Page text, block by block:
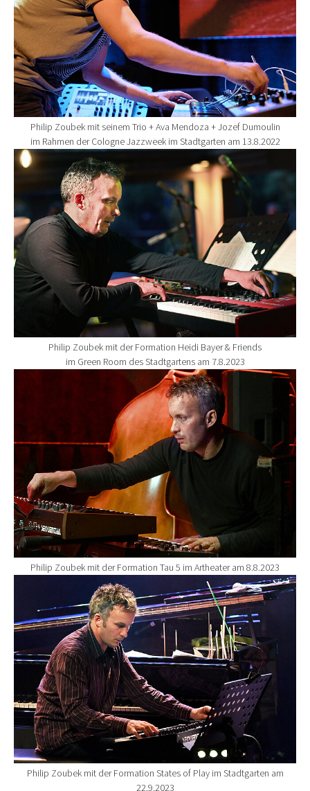
Philip Zoubek mit seinem Trio + Ava Mendoza + Jozef Dumoulin
im Rahmen der Cologne Jazzweek im Stadtgarten am 13.8.2022
Show larger version for:
Philip Zoubek mit der Formation Heidi Bayer & Friends
im Green Room des Stadtgartens am 7.8.2023
Show larger version for:
Philip Zoubek mit der Formation Tau 5 im Artheater am 8.8.2023
Show larger version for:
Philip Zoubek mit der Formation States of Play im Stadtgarten am
22.9.2023